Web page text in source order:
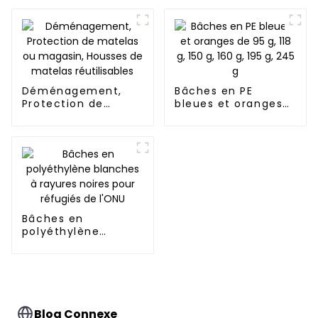
croissance des
mauvaises herbes
et peut être utilisée
à l'extérieur
plusieurs fois et
pendant longtemps.
Déménagement,
Protection de
réutilisables
Bâches en PE
bleues et oranges
Bâches en
polyéthylène
Blog Connexe